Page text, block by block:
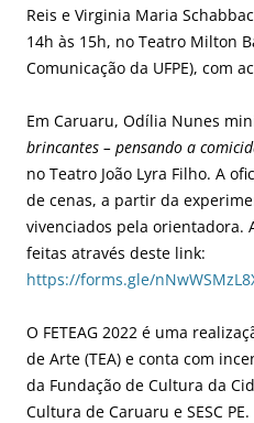
Reis e Virginia Maria
14h às 15h, no Teatro Milton
Comunicação da UFPE), com
Em Caruaru, Odília Nunes
brincantes – pensando a
no Teatro João Lyra Filho. A
de cenas, a partir da
vivenciados pela orientadora.
feitas através deste link:
https://forms.gle/
O FETEAG 2022 é uma
de Arte (TEA) e conta com
da Fundação de Cultura da
Cultura de Caruaru e SESC PE.